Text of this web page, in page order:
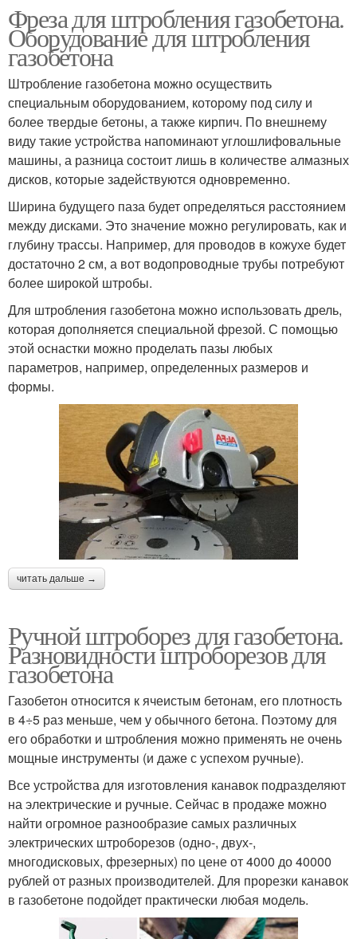
Фреза для штробления газобетона.
Оборудование для штробления
газобетона
Штробление газобетона можно осуществить
специальным оборудованием, которому под силу и
более твердые бетоны, а также кирпич. По внешнему
виду такие устройства напоминают углошлифовальные
машины, а разница состоит лишь в количестве алмазных
дисков, которые задействуются одновременно.
Ширина будущего паза будет определяться расстоянием
между дисками. Это значение можно регулировать, как и
глубину трассы. Например, для проводов в кожухе будет
достаточно 2 см, а вот водопроводные трубы потребуют
более широкой штробы.
Для штробления газобетона можно использовать дрель,
которая дополняется специальной фрезой. С помощью
этой оснастки можно проделать пазы любых
параметров, например, определенных размеров и
формы.
читать дальше →
Ручной штроборез для газобетона.
Разновидности штроборезов для
газобетона
Газобетон относится к ячеистым бетонам, его плотность
в 4÷5 раз меньше, чем у обычного бетона. Поэтому для
его обработки и штробления можно применять не очень
мощные инструменты (и даже с успехом ручные).
Все устройства для изготовления канавок подразделяют
на электрические и ручные. Сейчас в продаже можно
найти огромное разнообразие самых различных
электрических штроборезов (одно-, двух-,
многодисковых, фрезерных) по цене от 4000 до 40000
рублей от разных производителей. Для прорезки канавок
в газобетоне подойдет практически любая модель.